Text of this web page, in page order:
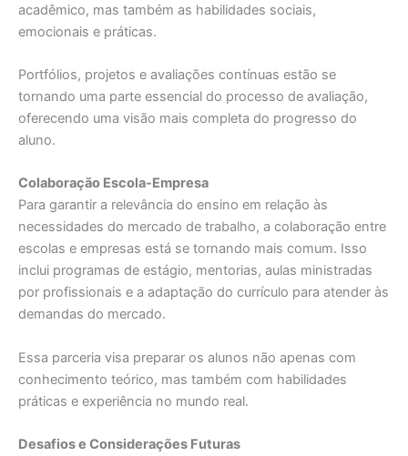
acadêmico, mas também as habilidades sociais,
emocionais e práticas.
Portfólios, projetos e avaliações contínuas estão se
tornando uma parte essencial do processo de avaliação,
oferecendo uma visão mais completa do progresso do
aluno.
Colaboração Escola-Empresa
Para garantir a relevância do ensino em relação às
necessidades do mercado de trabalho, a colaboração entre
escolas e empresas está se tornando mais comum. Isso
inclui programas de estágio, mentorias, aulas ministradas
por profissionais e a adaptação do currículo para atender às
demandas do mercado.
Essa parceria visa preparar os alunos não apenas com
conhecimento teórico, mas também com habilidades
práticas e experiência no mundo real.
Desafios e Considerações Futuras